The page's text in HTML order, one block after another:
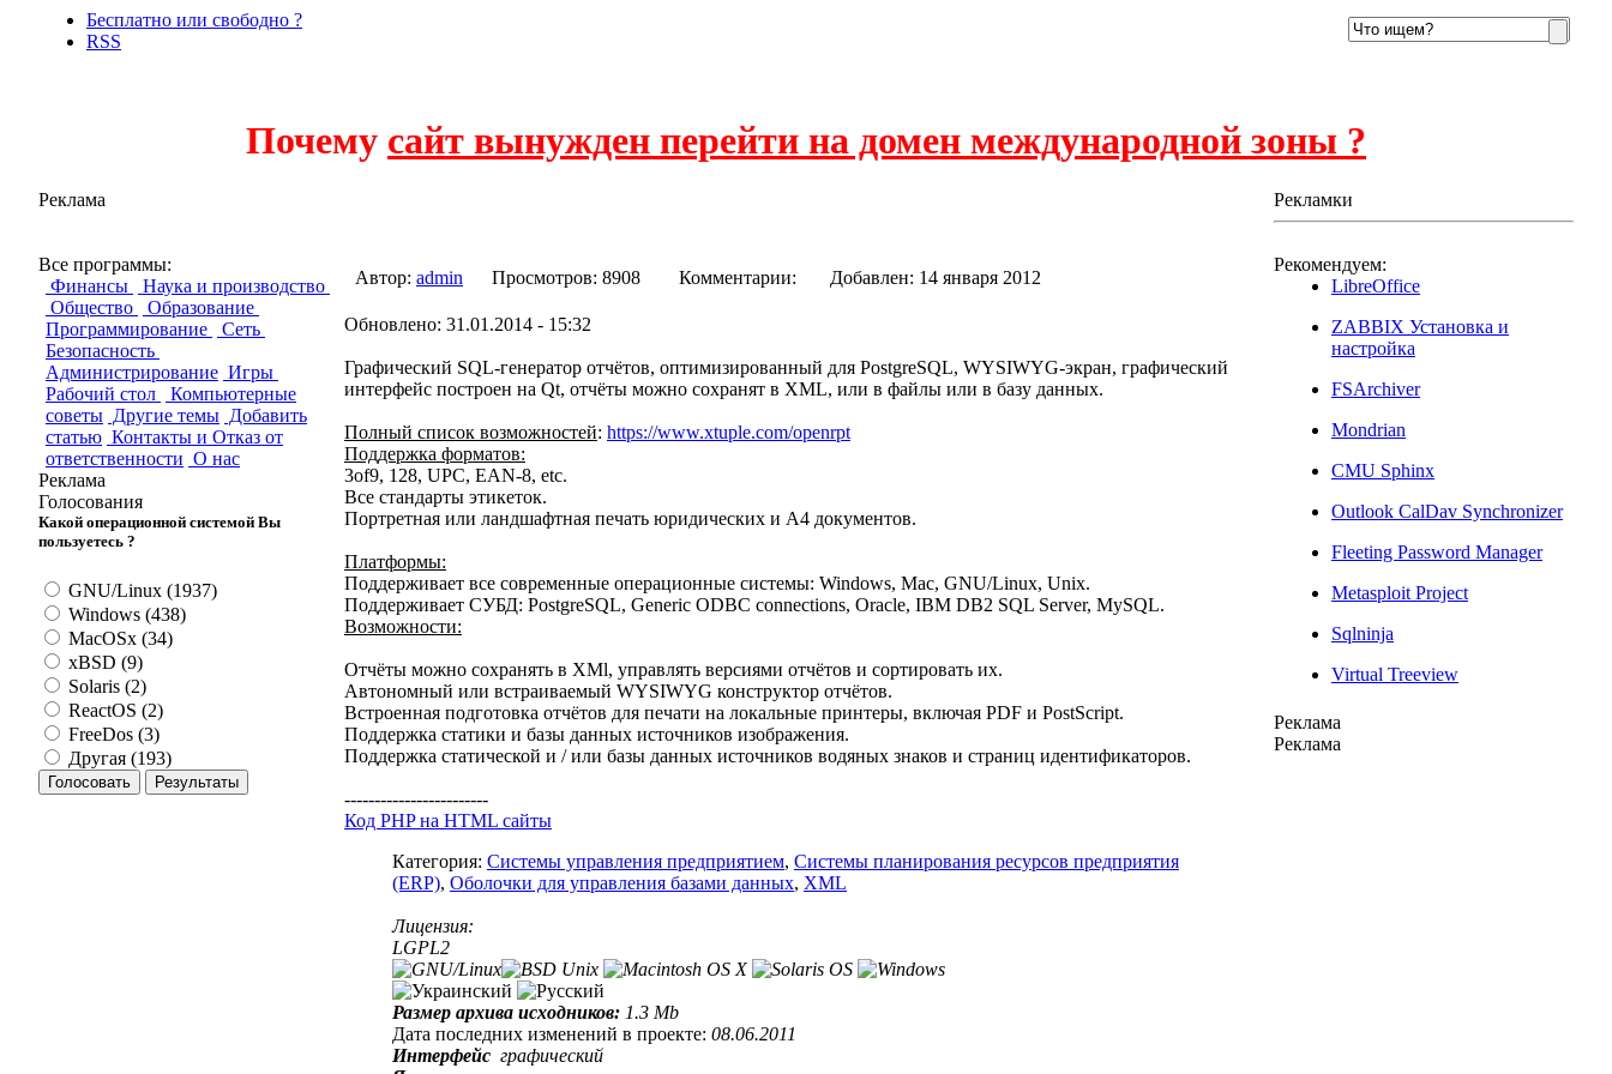
Бесплатно или свободно ?
RSS
Почему сайт вынужден перейти на домен международной зоны ?
Реклама
Все программы:
Финансы
Наука и производство
Общество
Образование
Программирование
Сеть
Безопасность
Администрирование Игры
Рабочий стол
Компьютерные
советы Другие темы Добавить
статью Контакты и Отказ от
ответственности О нас
Реклама
Голосования
Какой операционной системой Вы
пользуетесь ?
GNU/Linux (1937)
Windows (438)
MacOSx (34)
xBSD (9)
Solaris (2)
ReactOS (2)
FreeDos (3)
Другая (193)
Автор: admin Просмотров: 8908 Комментарии: Добавлен: 14 января 2012
Обновлено: 31.01.2014 - 15:32
Графический SQL-генератор отчётов, оптимизированный для PostgreSQL, WYSIWYG-экран, графический
интерфейс построен на Qt, отчёты можно сохранят в XML, или в файлы или в базу данных.
Полный список возможностей: https://www.xtuple.com/openrpt
Поддержка форматов:
3of9, 128, UPC, EAN-8, etc.
Все стандарты этикеток.
Портретная или ландшафтная печать юридических и A4 документов.
Платформы:
Поддерживает все современные операционные системы: Windows, Mac, GNU/Linux, Unix.
Поддерживает СУБД: PostgreSQL, Generic ODBC connections, Oracle, IBM DB2 SQL Server, MySQL.
Возможности:
Отчёты можно сохранять в XMl, управлять версиями отчётов и сортировать их.
Автономный или встраиваемый WYSIWYG конструктор отчётов.
Встроенная подготовка отчётов для печати на локальные принтеры, включая PDF и PostScript.
Поддержка статики и базы данных источников изображения.
Поддержка статической и / или базы данных источников водяных знаков и страниц идентификаторов.
------------------------
Код PHP на HTML сайты
Категория: Системы управления предприятием, Системы планирования ресурсов предприятия
(ERP), Оболочки для управления базами данных, XML
Лицензия:
LGPL2
Размер архива исходников: 1.3 Mb
Дата последних изменений в проекте: 08.06.2011
Интерфейс графический
Рекламки
Рекомендуем:
LibreOffice
ZABBIX Установка и
настройка
FSArchiver
Mondrian
CMU Sphinx
Outlook CalDav Synchronizer
Fleeting Password Manager
Metasploit Project
Sqlninja
Virtual Treeview
Реклама
Реклама